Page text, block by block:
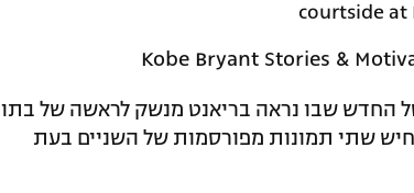
courtside at
החדש שבו נראה בריאנט מנשק לראשה של בתו
שתי תמונות מפורסמות של השניים בעת